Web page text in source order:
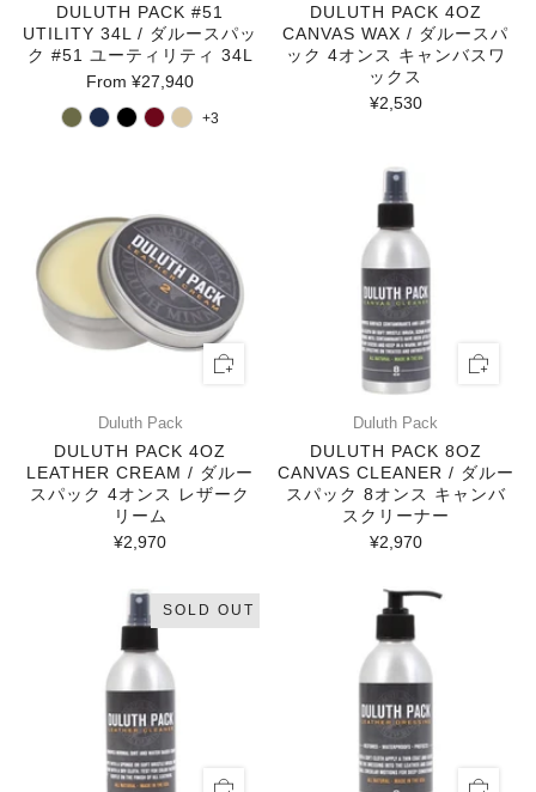
DULUTH PACK #51
UTILITY 34L / ダルースパッ
ク #51 ユーティリティ 34L
From¥27,940
+3
DULUTH PACK 4OZ
CANVAS WAX / ダルースパ
ック 4オンス キャンバスワ
ックス
¥2,530
Duluth Pack
DULUTH PACK 4OZ
LEATHER CREAM / ダルー
スパック 4オンス レザーク
リーム
¥2,970
Duluth Pack
DULUTH PACK 8OZ
CANVAS CLEANER / ダルー
スパック 8オンス キャンバ
スクリーナー
¥2,970
SOLD OUT